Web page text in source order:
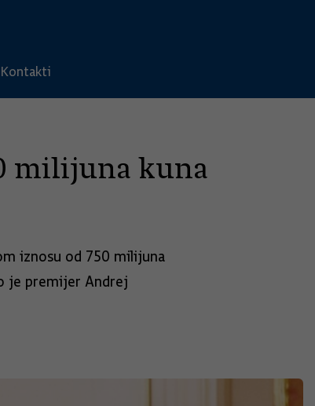
Kontakti
milijuna kuna
iznosu od 750 milijuna
je premijer Andrej